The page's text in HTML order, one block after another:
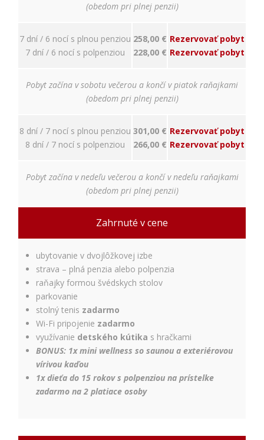
(obedom pri plnej penzii)
7 dní / 6 nocí s plnou penziou
7 dní / 6 nocí s polpenziou
258,00 €
228,00 €
Rezervovať pobyt
Rezervovať pobyt
Pobyt začína v sobotu večerou a končí v piatok raňajkami
(obedom pri plnej penzii)
8 dní / 7 nocí s plnou penziou
8 dní / 7 nocí s polpenziou
301,00 €
266,00 €
Rezervovať pobyt
Rezervovať pobyt
Pobyt začína v nedeľu večerou a končí v nedeľu raňajkami
(obedom pri plnej penzii)
Zahrnuté v cene
ubytovanie v dvojlôžkovej izbe
strava – plná penzia alebo polpenzia
raňajky formou švédskych stolov
parkovanie
stolný tenis zadarmo
Wi-Fi pripojenie zadarmo
využívanie detského kútika s hračkami
BONUS: 1x mini wellness so saunou a exteriérovou
vírivou kaďou
1x dieťa do 15 rokov s polpenziou na prístelke
zadarmo na 2 platiace osoby
zhromažďujú
informácie
anonymne.
návštevnosti,
vylepšenie
základ:
súhlas
návštevníka
najlepšie. Ak
tieto súbory
odmietnete,
niektoré
funkcie z
webovej
stránky
zmiznú.
Marketing
Používame